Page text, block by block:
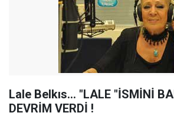
Lale Belkıs... "LALE "İSMİNİ
DEVRİM VERDİ !